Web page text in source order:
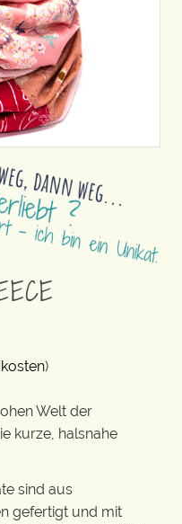
)
Welt der
kurze, halsnahe
sind aus
gefertigt und mit